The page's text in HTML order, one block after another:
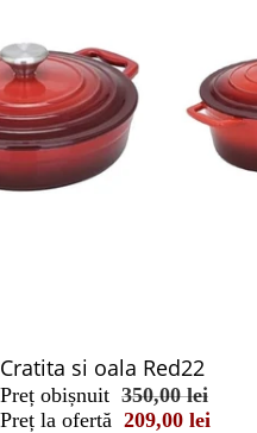
Reducere 40%
Cratita si oala Red22
Preț obișnuit 350,00 lei
Preț la ofertă 209,00 lei